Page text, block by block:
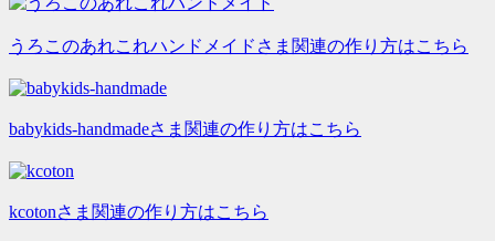
うろこのあれこれハンドメイドさま関連の作り方はこちら
babykids-handmadeさま関連の作り方はこちら
kcotonさま関連の作り方はこちら